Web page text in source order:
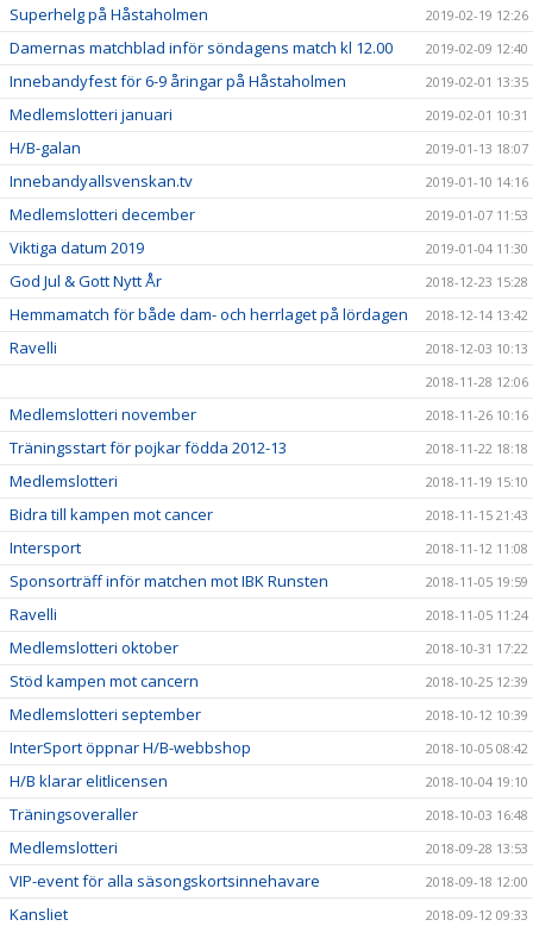
Superhelg på Håstaholmen 2019-02-19 12:26
Damernas matchblad inför söndagens match kl 12.00 2019-02-09 12:40
Innebandyfest för 6-9 åringar på Håstaholmen 2019-02-01 13:35
Medlemslotteri januari 2019-02-01 10:31
H/B-galan 2019-01-13 18:07
Innebandyallsvenskan.tv 2019-01-10 14:16
Medlemslotteri december 2019-01-07 11:53
Viktiga datum 2019 2019-01-04 11:30
God Jul & Gott Nytt År 2018-12-23 15:28
Hemmamatch för både dam- och herrlaget på lördagen 2018-12-14 13:42
Ravelli
2018-12-03 10:13
2018-11-28 12:06
Medlemslotteri november 2018-11-26 10:16
Träningsstart för pojkar födda 2012-13 2018-11-22 18:18
Medlemslotteri 2018-11-19 15:10
Bidra till kampen mot cancer 2018-11-15 21:43
Intersport 2018-11-12 11:08
Sponsorträff inför matchen mot IBK Runsten 2018-11-05 19:59
Ravelli 2018-11-05 11:24
Medlemslotteri oktober 2018-10-31 17:22
Stöd kampen mot cancern 2018-10-25 12:39
Medlemslotteri september 2018-10-12 10:39
InterSport öppnar H/B-webbshop 2018-10-05 08:42
H/B klarar elitlicensen 2018-10-04 19:10
Träningsoveraller 2018-10-03 16:48
Medlemslotteri 2018-09-28 13:53
VIP-event för alla säsongskortsinnehavare 2018-09-18 12:00
Kansliet 2018-09-12 09:33